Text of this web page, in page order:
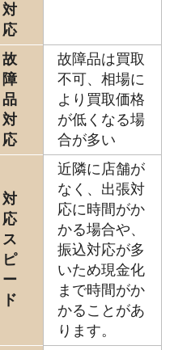
対
応
故
障
品
対
応
故障品は買取
不可、相場に
より買取価格
が低くなる場
合が多い
対
応
ス
ピ
ー
ド
近隣に店舗が
なく、出張対
応に時間がか
かる場合や、
振込対応が多
いため現金化
まで時間がか
かることがあ
ります。